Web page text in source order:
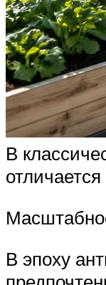
В
В эпоху